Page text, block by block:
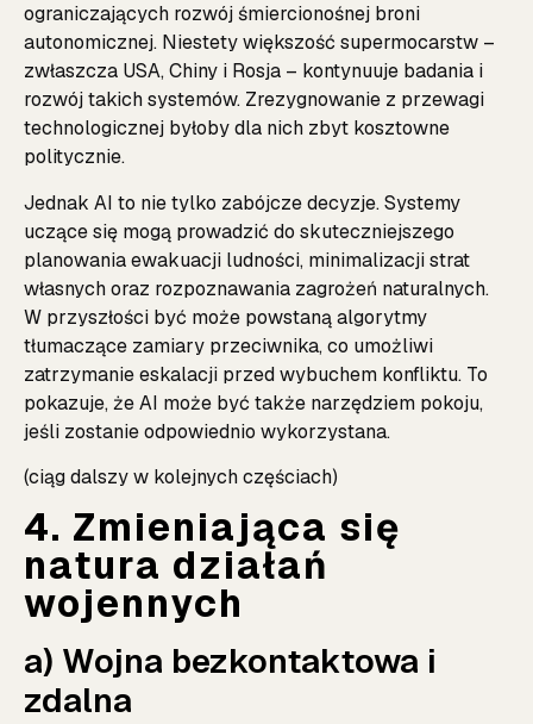
ograniczających rozwój śmiercionośnej broni
autonomicznej. Niestety większość supermocarstw –
zwłaszcza USA, Chiny i Rosja – kontynuuje badania i
rozwój takich systemów. Zrezygnowanie z przewagi
technologicznej byłoby dla nich zbyt kosztowne
politycznie.
Jednak AI to nie tylko zabójcze decyzje. Systemy
uczące się mogą prowadzić do skuteczniejszego
planowania ewakuacji ludności, minimalizacji strat
własnych oraz rozpoznawania zagrożeń naturalnych.
W przyszłości być może powstaną algorytmy
tłumaczące zamiary przeciwnika, co umożliwi
zatrzymanie eskalacji przed wybuchem konfliktu. To
pokazuje, że AI może być także narzędziem pokoju,
jeśli zostanie odpowiednio wykorzystana.
(ciąg dalszy w kolejnych częściach)
4. Zmieniająca się
natura działań
wojennych
a) Wojna bezkontaktowa i
zdalna